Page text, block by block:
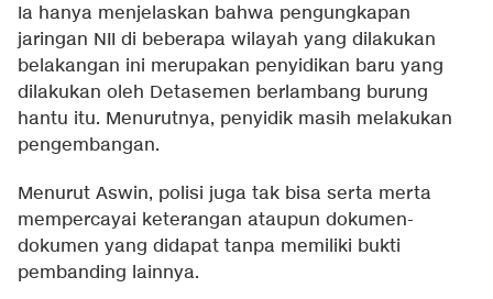
Ia hanya menjelaskan bahwa pengungkapan
jaringan NII di beberapa wilayah yang dilakukan
belakangan ini merupakan penyidikan baru yang
dilakukan oleh Detasemen berlambang burung
hantu itu. Menurutnya, penyidik masih melakukan
pengembangan.
Menurut Aswin, polisi juga tak bisa serta merta
mempercayai keterangan ataupun dokumen-
dokumen yang didapat tanpa memiliki bukti
pembanding lainnya.